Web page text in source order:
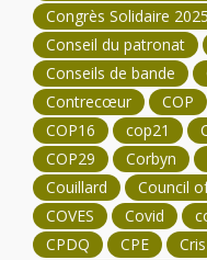
Congrès Solidaire 2025
Conseil du patronat
Conseils de bande
Contrecœur
COP
COP16
cop21
COP29
Corbyn
Couillard
Council
COVES
Covid
CPDQ
CPE Cris